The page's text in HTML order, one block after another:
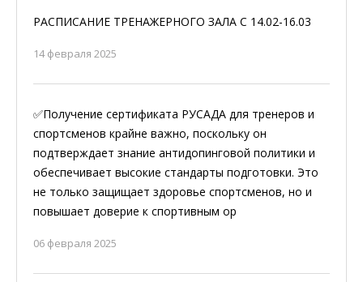
РАСПИСАНИЕ ТРЕНАЖЕРНОГО ЗАЛА С 14.02-16.03
14 февраля 2025
✅Получение сертификата РУСАДА для тренеров и
спортсменов крайне важно, поскольку он
подтверждает знание антидопинговой политики и
обеспечивает высокие стандарты подготовки. Это
не только защищает здоровье спортсменов, но и
повышает доверие к спортивным ор
06 февраля 2025